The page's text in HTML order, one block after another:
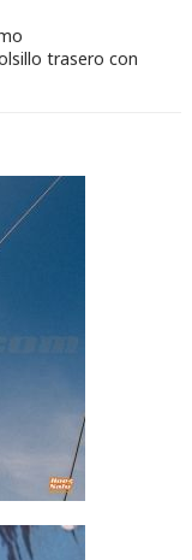
trasero con